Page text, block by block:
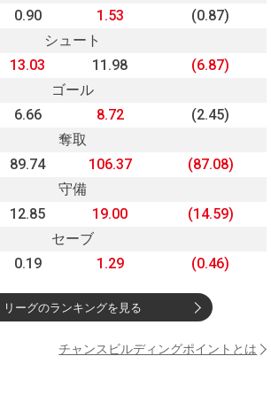
0.90 1.53
(0.87)
シュート
13.03 11.98
(6.87)
ゴール
6.66 8.72
(2.45)
奪取
89.74 106.37
(87.08)
守備
12.85 19.00
(14.59)
セーブ
0.19 1.29 (0.46)
リーグのランキングを見る
チャンスビルディングポイントとは